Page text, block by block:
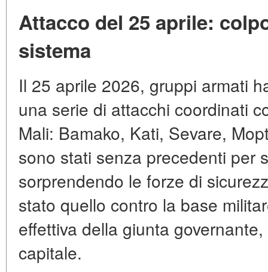
Attacco del 25 aprile:
sistema
Il 25 aprile 2026, gruppi armati
una serie di attacchi coordinati
Mali: Bamako, Kati, Sevare,
sono stati senza precedenti per
sorprendendo le forze di
stato quello contro la base
effettiva della giunta
capitale.